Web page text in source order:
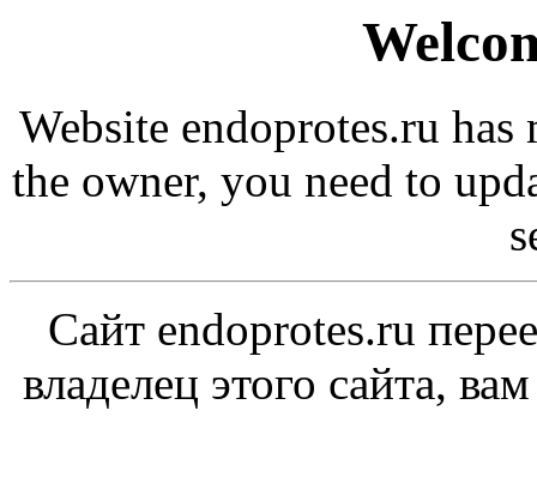
Website endoprotes.ru
the owner, you need to
Сайт endoprotes.ru
владелец этого сайта,